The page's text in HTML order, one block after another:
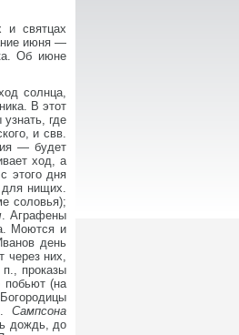
и святцах
июня —
Об июне
солнца,
В этот
где
и свв.
— будет
ход, а
этого дня
нищих.
соловья);
. Аграфены
Моются и
день
через них,
проказы
побьют (на
Сампсона
дождь, до